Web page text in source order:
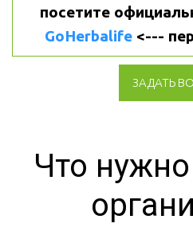
GoHerbalife <---
ЗАДАТЬ
Что